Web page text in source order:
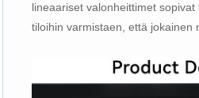
lineaariset valonheittimet
tiloihin varmistaen, että jokainen